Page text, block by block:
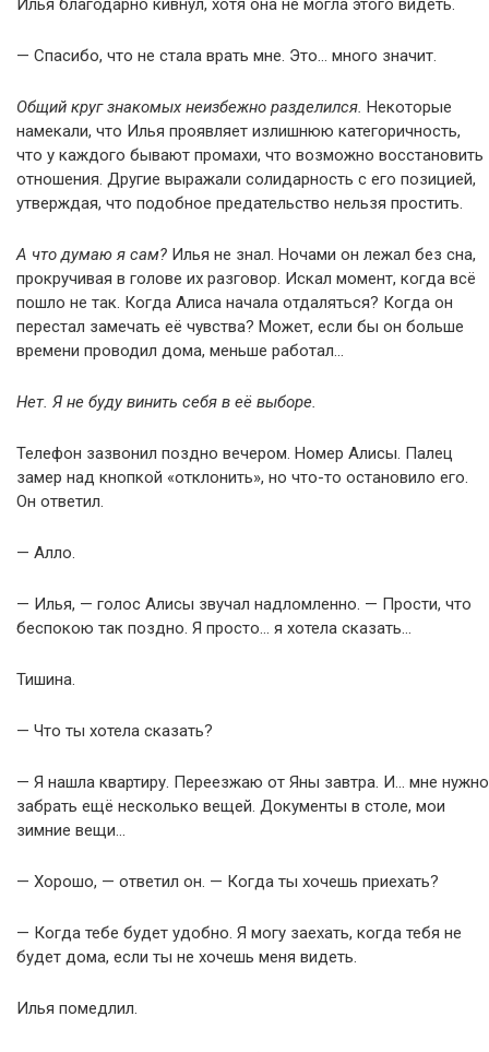
Илья благодарно кивнул, хотя она не могла этого видеть.
— Спасибо, что не стала врать мне. Это… много значит.
Общий круг знакомых неизбежно разделился. Некоторые
намекали, что Илья проявляет излишнюю категоричность,
что у каждого бывают промахи, что возможно восстановить
отношения. Другие выражали солидарность с его позицией,
утверждая, что подобное предательство нельзя простить.
А что думаю я сам? Илья не знал. Ночами он лежал без сна,
прокручивая в голове их разговор. Искал момент, когда всё
пошло не так. Когда Алиса начала отдаляться? Когда он
перестал замечать её чувства? Может, если бы он больше
времени проводил дома, меньше работал…
Нет. Я не буду винить себя в её выборе.
Телефон зазвонил поздно вечером. Номер Алисы. Палец
замер над кнопкой «отклонить», но что-то остановило его.
Он ответил.
— Алло.
— Илья, — голос Алисы звучал надломленно. — Прости, что
беспокою так поздно. Я просто… я хотела сказать…
Тишина.
— Что ты хотела сказать?
— Я нашла квартиру. Переезжаю от Яны завтра. И… мне нужно
забрать ещё несколько вещей. Документы в столе, мои
зимние вещи…
— Хорошо, — ответил он. — Когда ты хочешь приехать?
— Когда тебе будет удобно. Я могу заехать, когда тебя не
будет дома, если ты не хочешь меня видеть.
Илья помедлил.